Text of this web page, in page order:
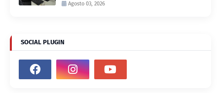
Agosto 03, 2026
SOCIAL PLUGIN